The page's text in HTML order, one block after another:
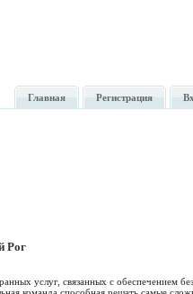
Главная Регистрация
Рог
услуг, связанных с обеспечением